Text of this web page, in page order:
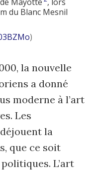
du Blanc Mesnil
)
la nouvelle
a donné
moderne à l’art
Les
la
que ce soit
L’art